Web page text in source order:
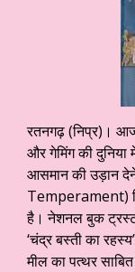
रतनगढ़ (निप्र)।
और गेमिंग की दुनिया
आसमान की उड़ान
Temperament)
है। नेशनल बुक ट्रस्ट
‘चंद्र बस्ती का
मील का पत्थर साबित